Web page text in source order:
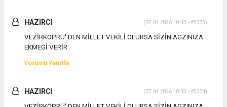
HAZIRCI (07.04.2026 10:43 - #5373)
VEZİRKÖPRÜ' DEN MİLLET VEKİLİ OLURSA SİZİN AGZINIZA
EKMEGİ VERİR .
Yorumu Yanıtla
HAZIRCI (07.04.2026 10:43 - #5374)